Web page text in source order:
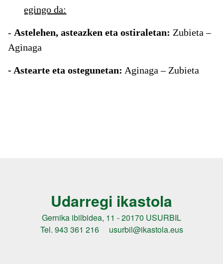
egingo da:
- Astelehen, asteazken eta ostiraletan: Zubieta –
Aginaga
- Astearte eta ostegunetan: Aginaga – Zubieta
Udarregi ikastola
Gernika ibilbidea, 11 - 20170 USURBIL
Tel. 943 361 216 usurbil@ikastola.eus